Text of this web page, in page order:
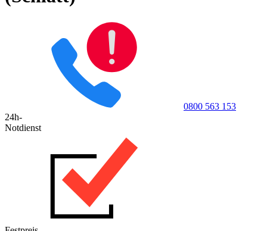
0800 563 153
24h-
Notdienst